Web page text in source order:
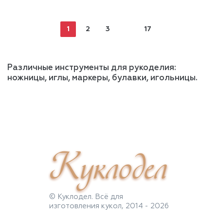
1 2 3 17
Различные инструменты для рукоделия:
ножницы, иглы, маркеры, булавки, игольницы.
Куклодел
© Куклодел. Всё для
изготовления кукол, 2014 - 2026